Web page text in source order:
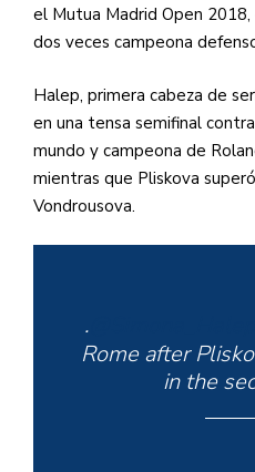
el Mutua Madrid Open
dos veces campeona
Halep, primera cabeza de
en una tensa semifinal
mundo y campeona de
mientras que Pliskova
Vondrousova.
.
Rome after
in the